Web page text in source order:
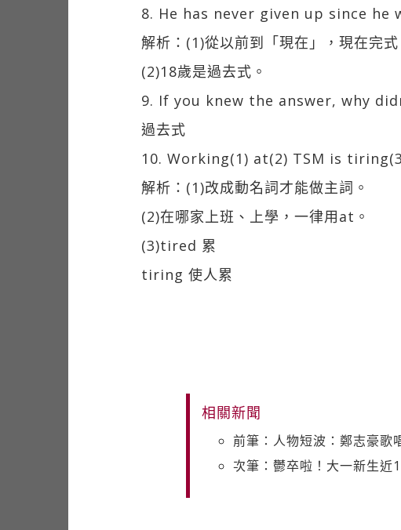
8. He has never given up since he
解析：(1)從以前到「現在」，現在完式
(2)18歲是過去式。
9. If you knew the answer, why
過去式
10. Working(1) at(2) TSM is
解析：(1)改成動名詞才能做主詞。
(2)在哪家上班、上學，一律用at。
(3)tired 累
tiring 使人累
相關新聞
前筆：人物短波：鄭志豪歌
次筆：鬱卒啦！大一新生